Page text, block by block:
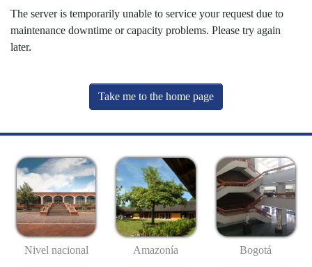
The server is temporarily unable to service your request due to
maintenance downtime or capacity problems. Please try again
later.
Take me to the home page
Nivel nacional Amazonía Bogotá